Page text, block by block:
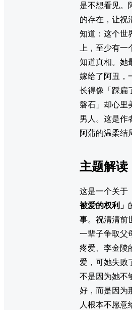
是不想看见。
的存在，让祝
知道：这个世
上，至少有一
知道真相。她
嫁给了阿丑，
长得像「踩扁
磐石」却心里
男人。这是作
阿蒲的温柔结
主题解读
这是一个关于
被爱的权利」
事。祝清清前
一辈子争取父
疼爱、李金陵
爱，可她失败
不是因为她不
好，而是因为
人根本不愿意